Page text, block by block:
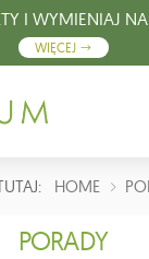
I WYMIENIAJ
WIĘCEJ
HOME
PORADY